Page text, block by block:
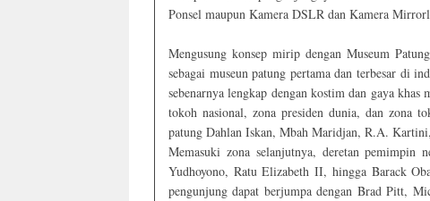
Ponsel maupun Kamera DSLR dan Kamera
Mengusung konsep mirip dengan Museum
sebagai museun patung pertama dan terbesar di
sebenarnya lengkap dengan kostim dan gaya khas
tokoh nasional, zona presiden dunia, dan zona
patung Dahlan Iskan, Mbah Maridjan, R.A.
Memasuki zona selanjutnya, deretan pemimpin
Yudhoyono, Ratu Elizabeth II, hingga Barack
pengunjung dapat berjumpa dengan Brad Pitt,